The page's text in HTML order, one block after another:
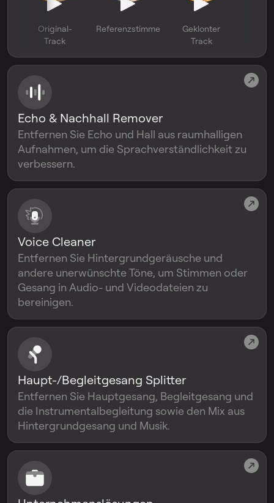
Voice Cleaner
Entfernen Sie Hintergrundgeräusche und
andere unerwünschte Töne, um Stimmen oder
Gesang in Audio- und Videodateien zu
bereinigen.
Original-
Track
Referenzstimme
Geklonter
Track
Echo & Nachhall Remover
Entfernen Sie Echo und Hall aus raumhalligen
Aufnahmen, um die Sprachverständlichkeit zu
verbessern.
Haupt-/Begleitgesang Splitter
Entfernen Sie Hauptgesang, Begleitgesang und
die Instrumentalbegleitung sowie den Mix aus
Hintergrundgesang und Musik.